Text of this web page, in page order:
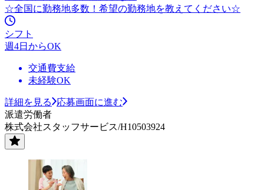
☆全国に勤務地多数！希望の勤務地を教えてください☆
シフト
週4日からOK
交通費支給
未経験OK
詳細を見る
応募画面に進む
派遣労働者
株式会社スタッフサービス/H10503924